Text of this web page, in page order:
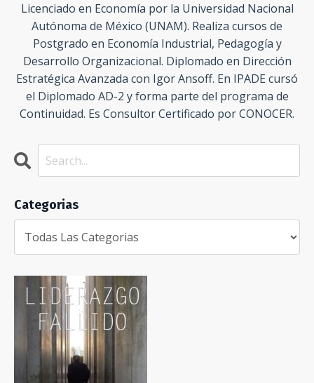
Licenciado en Economía por la Universidad Nacional
Autónoma de México (UNAM). Realiza cursos de
Postgrado en Economía Industrial, Pedagogía y
Desarrollo Organizacional. Diplomado en Dirección
Estratégica Avanzada con Igor Ansoff. En IPADE cursó
el Diplomado AD-2 y forma parte del programa de
Continuidad. Es Consultor Certificado por CONOCER.
Categorias